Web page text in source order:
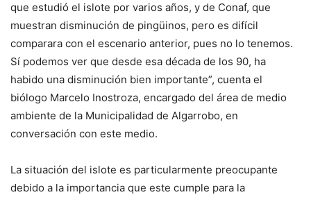
que estudió el islote por varios años, y de Conaf, que
muestran disminución de pingüinos, pero es difícil
comparara con el escenario anterior, pues no lo tenemos.
Sí podemos ver que desde esa década de los 90, ha
habido una disminución bien importante”, cuenta el
biólogo Marcelo Inostroza, encargado del área de medio
ambiente de la Municipalidad de Algarrobo, en
conversación con este medio.
La situación del islote es particularmente preocupante
debido a la importancia que este cumple para la